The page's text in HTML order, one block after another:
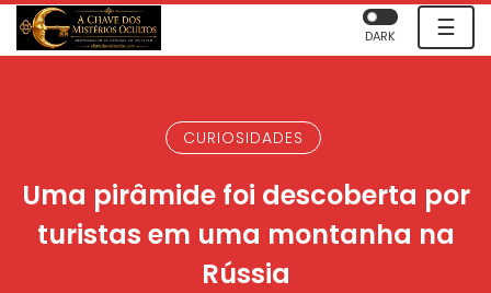
☰
DARK
CURIOSIDADES
Uma pirâmide foi descoberta por
turistas em uma montanha na
Rússia